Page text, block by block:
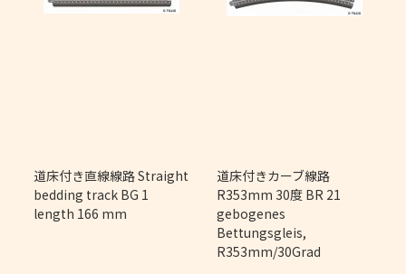
道床付き直線線路 Straight
bedding track BG 1
length 166 mm
道床付きカーブ線路
R353mm 30度 BR 21
gebogenes
Bettungsgleis,
R353mm/30Grad